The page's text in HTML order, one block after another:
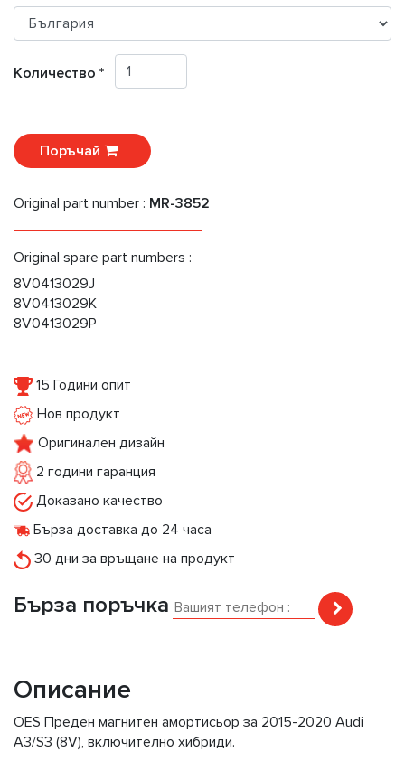
Количество *
Поръчай
Original part number : MR-3852
Original spare part numbers :
8V0413029J
8V0413029K
8V0413029P
15 Години опит
Нов продукт
Оригинален дизайн
2 години гаранция
Доказано качество
Бърза доставка до 24 часа
30 дни за връщане на продукт
Бърза поръчка
Описание
OES Преден магнитен амортисьор за 2015-2020 Audi
A3/S3 (8V), включително хибриди.